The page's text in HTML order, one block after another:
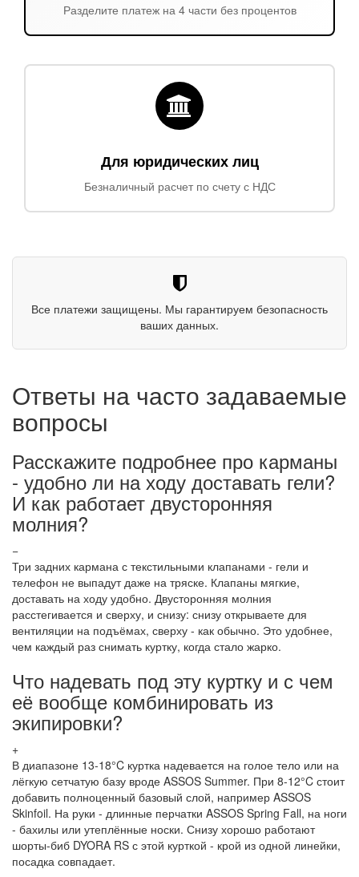
Разделите платеж на 4 части без процентов
Для юридических лиц
Безналичный расчет по счету с НДС
Все платежи защищены. Мы гарантируем безопасность
ваших данных.
Ответы на часто задаваемые
вопросы
Расскажите подробнее про карманы
- удобно ли на ходу доставать гели?
И как работает двусторонняя
молния?
−
Три задних кармана с текстильными клапанами - гели и
телефон не выпадут даже на тряске. Клапаны мягкие,
доставать на ходу удобно. Двусторонняя молния
расстегивается и сверху, и снизу: снизу открываете для
вентиляции на подъёмах, сверху - как обычно. Это удобнее,
чем каждый раз снимать куртку, когда стало жарко.
Что надевать под эту куртку и с чем
её вообще комбинировать из
экипировки?
+
В диапазоне 13-18°C куртка надевается на голое тело или на
лёгкую сетчатую базу вроде ASSOS Summer. При 8-12°C стоит
добавить полноценный базовый слой, например ASSOS
Skinfoil. На руки - длинные перчатки ASSOS Spring Fall, на ноги
- бахилы или утеплённые носки. Снизу хорошо работают
шорты-биб DYORA RS с этой курткой - крой из одной линейки,
посадка совпадает.